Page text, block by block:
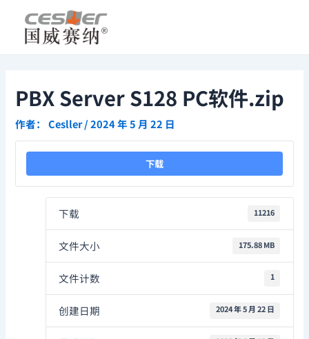
PBX Server S128 PC软件.zip
作者： Cesller/2024 年 5 月 22 日
下载
下载 11216
文件大小 175.88 MB
文件计数 1
创建日期 2024 年 5 月 22 日
navigation